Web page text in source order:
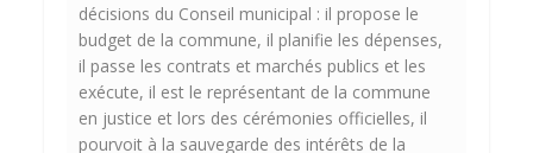
décisions du Conseil municipal : il propose le
budget de la commune, il planifie les dépenses,
il passe les contrats et marchés publics et les
exécute, il est le représentant de la commune
en justice et lors des cérémonies officielles, il
pourvoit à la sauvegarde des intérêts de la